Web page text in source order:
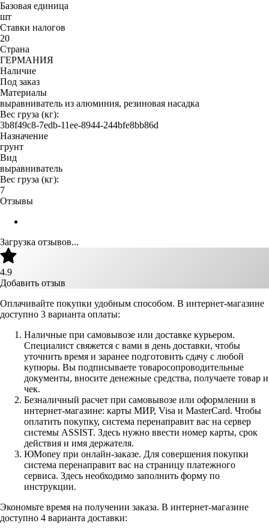
Базовая единица
шт
Ставки налогов
20
Страна
ГЕРМАНИЯ
Наличие
Под заказ
Материалы
выравниватель из алюминия, резиновая насадка
Вес груза (кг):
3b8f49c8-7edb-11ee-8944-244bfe8bb86d
Назначение
грунт
Вид
выравниватель
Вес груза (кг):
7
Отзывы
Загрузка отзывов...
4.9
Добавить отзыв
Оплачивайте покупки удобным способом. В интернет-магазине
доступно 3 варианта оплаты:
Наличные при самовывозе или доставке курьером.
Специалист свяжется с вами в день доставки, чтобы
уточнить время и заранее подготовить сдачу с любой
купюры. Вы подписываете товаросопроводительные
документы, вносите денежные средства, получаете товар и
чек.
Безналичный расчет при самовывозе или оформлении в
интернет-магазине: карты МИР, Visa и MasterCard. Чтобы
оплатить покупку, система перенаправит вас на сервер
системы ASSIST. Здесь нужно ввести номер карты, срок
действия и имя держателя.
ЮMoney при онлайн-заказе. Для совершения покупки
система перенаправит вас на страницу платежного
сервиса. Здесь необходимо заполнить форму по
инструкции.
Экономьте время на получении заказа. В интернет-магазине
доступно 4 варианта доставки: